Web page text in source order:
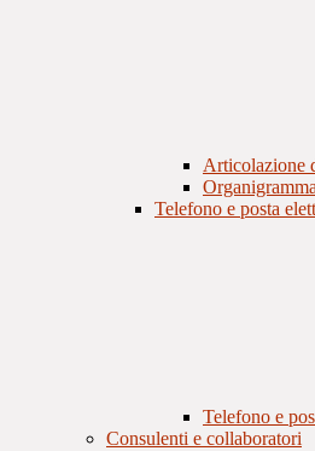
Articolazione
Organigramma
Telefono e posta
Telefono e
Consulenti e collaboratori